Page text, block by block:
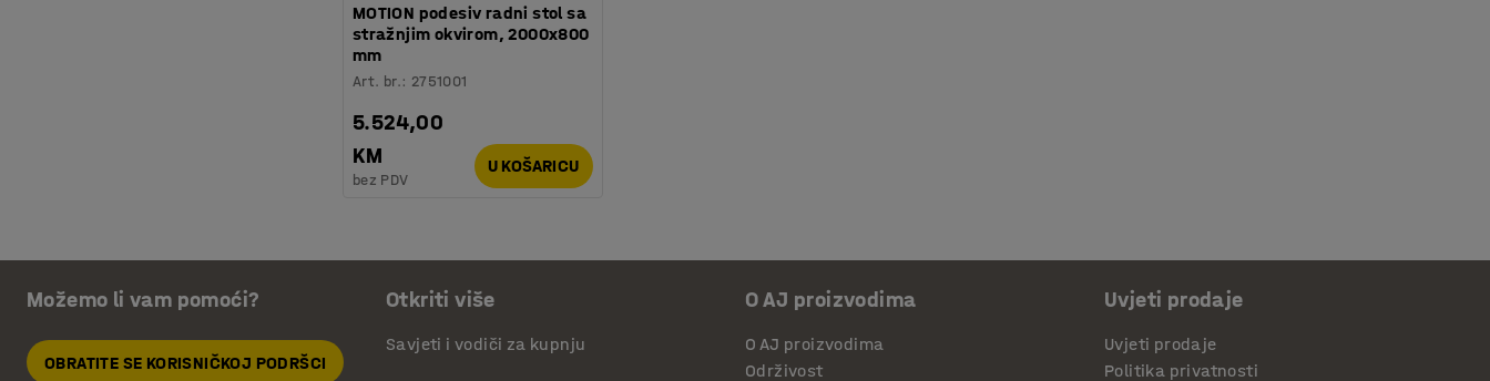
MOTION podesiv radni stol sa
stražnjim okvirom, 2000x800
mm
Art. br.: 2751001
5.524,00
KM
bez PDV
U KOŠARICU
Možemo li vam pomoći?
OBRATITE SE KORISNIČKOJ PODRŠCI
Otkriti više
Savjeti i vodiči za kupnju
O AJ proizvodima
O AJ proizvodima
Održivost
Uvjeti prodaje
Uvjeti prodaje
Politika privatnosti